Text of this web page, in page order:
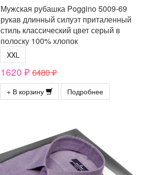
Мужская рубашка Poggino 5009-69
рукав длинный силуэт приталенный
стиль классический цвет серый в
полоску 100% хлопок
XXL
1620 ₽ 6480 ₽
+ В корзину Подробнее